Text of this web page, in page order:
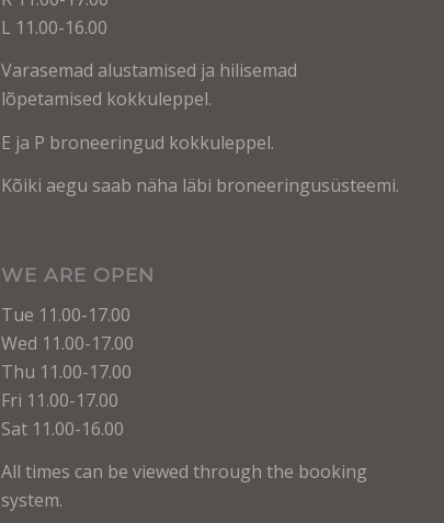
L 11.00-16.00
Varasemad alustamised ja hilisemad
lõpetamised kokkuleppel.
E ja P broneeringud kokkuleppel.
Kõiki aegu saab näha läbi broneeringusüsteemi.
WE ARE OPEN
Tue 11.00-17.00
Wed 11.00-17.00
Thu 11.00-17.00
Fri 11.00-17.00
Sat 11.00-16.00
All times can be viewed through the booking
system.